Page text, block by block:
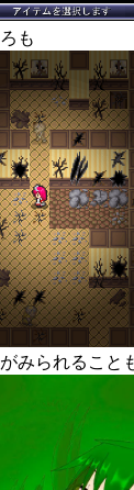
も
みられること